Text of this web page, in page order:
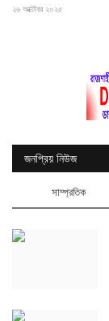
২৬ অক্টোবর ২০২৫
জনপ্রিয় নিউজ
সাম্প্রতিক